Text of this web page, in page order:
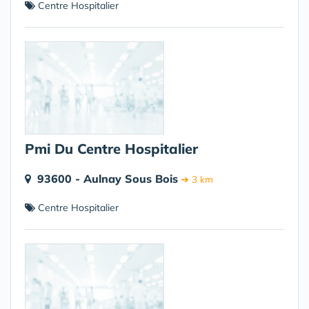
Centre Hospitalier
Pmi Du Centre Hospitalier
93600 - Aulnay Sous Bois ➔ 3 km
Centre Hospitalier